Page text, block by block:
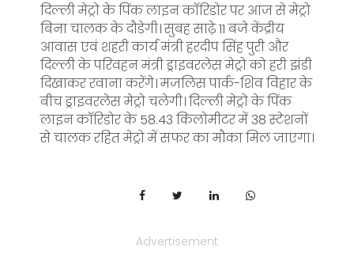
दिल्ली मेट्रो के पिंक लाइन कॉरिडोर पर आज से मेट्रो
बिना चालक के दौड़ेगी। सुबह साढ़े 11 बजे केंद्रीय
आवास एवं शहरी कार्य मंत्री हरदीप सिंह पुरी और
दिल्ली के परिवहन मंत्री ड्राइवरलेस मेट्रो को हरी झंडी
दिखाकर रवाना करेंगे। मजलिस पार्क-शिव विहार के
बीच ड्राइवरलेस मेट्रो चलेगी। दिल्ली मेट्रो के पिंक
लाइन कॉरिडोर के 58.43 किलोमीटर में 38 स्टेशनों
से चालक रहित मेट्रो में सफर का मौका मिल जाएगा।
Advertisement